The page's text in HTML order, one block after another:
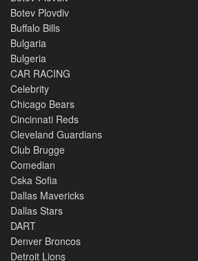
Botev Plovdiv
Buffalo Bills
Bulgaria
Bulgeria
CAR RACING
Celebrity
Chicago Bears
Cincinnati Reds
Cleveland Guardians
Club Brugge
Comedian
Cska Sofia
Dallas Mavericks
Dallas Stars
DART
Denver Broncos
Detroit Lions